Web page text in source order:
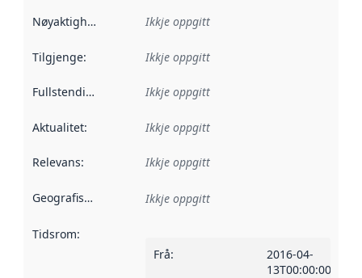
Nøyaktigheit Ikkje oppgitt
Tilgjenge: Ikkje oppgitt
Fullstendigheit Ikkje oppgitt
Aktualitet: Ikkje oppgitt
Relevans: Ikkje oppgitt
Geografisk område Ikkje oppgitt
Tidsrom:
Frå:
2016-04-
13T00:00:00Z